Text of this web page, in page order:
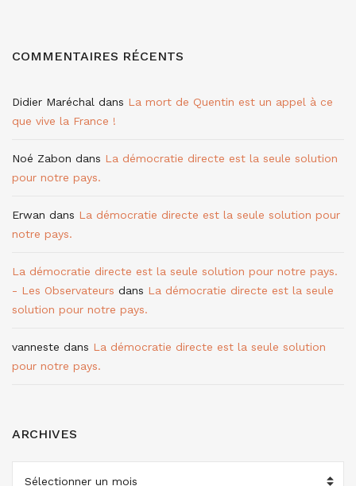
COMMENTAIRES RÉCENTS
Didier Maréchal dans La mort de Quentin est un appel à ce
que vive la France !
Noé Zabon dans La démocratie directe est la seule solution
pour notre pays.
Erwan dans La démocratie directe est la seule solution pour
notre pays.
La démocratie directe est la seule solution pour notre pays.
- Les Observateurs dans La démocratie directe est la seule
solution pour notre pays.
vanneste dans La démocratie directe est la seule solution
pour notre pays.
ARCHIVES